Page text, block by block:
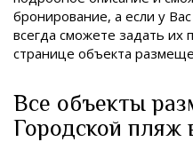
бронирование, а если у
всегда сможете задать их
странице объекта
Все объекты
Городской пляж